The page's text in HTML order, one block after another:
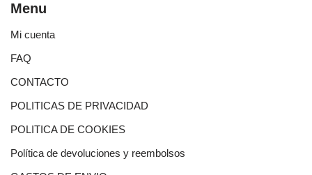
Menu
Mi cuenta
FAQ
CONTACTO
POLITICAS DE PRIVACIDAD
POLITICA DE COOKIES
Política de devoluciones y reembolsos